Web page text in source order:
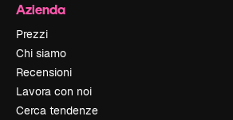
Azienda
Prezzi
Chi siamo
Recensioni
Lavora con noi
Cerca tendenze